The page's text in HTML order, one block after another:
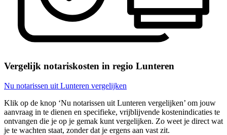
Vergelijk notariskosten in regio Lunteren
Nu notarissen uit Lunteren vergelijken
Klik op de knop ‘Nu notarissen uit Lunteren vergelijken’ om jouw
aanvraag in te dienen en specifieke, vrijblijvende kostenindicaties te
ontvangen die je op je gemak kunt vergelijken. Zo weet je direct wat
je te wachten staat, zonder dat je ergens aan vast zit.